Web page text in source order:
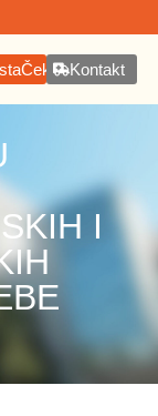
Kontakt
I